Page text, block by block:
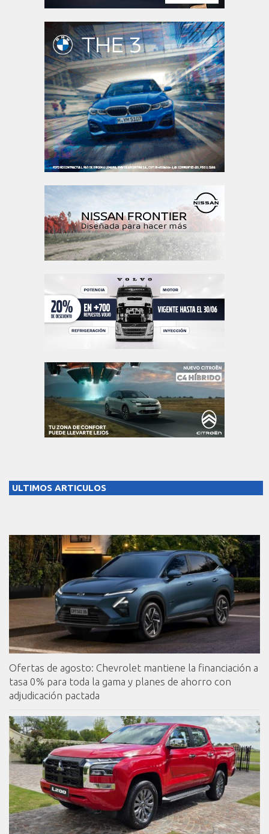
ULTIMOS ARTICULOS
Ofertas de agosto: Chevrolet mantiene la financiación a
tasa 0% para toda la gama y planes de ahorro con
adjudicación pactada